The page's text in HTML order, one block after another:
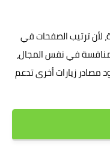
لأن ترتيب الصفحات في
في نفس المجال،
مصادر زيارات أخرى تدعم